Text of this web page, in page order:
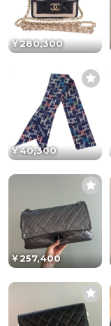
￥280,300
￥40,300
￥257,400